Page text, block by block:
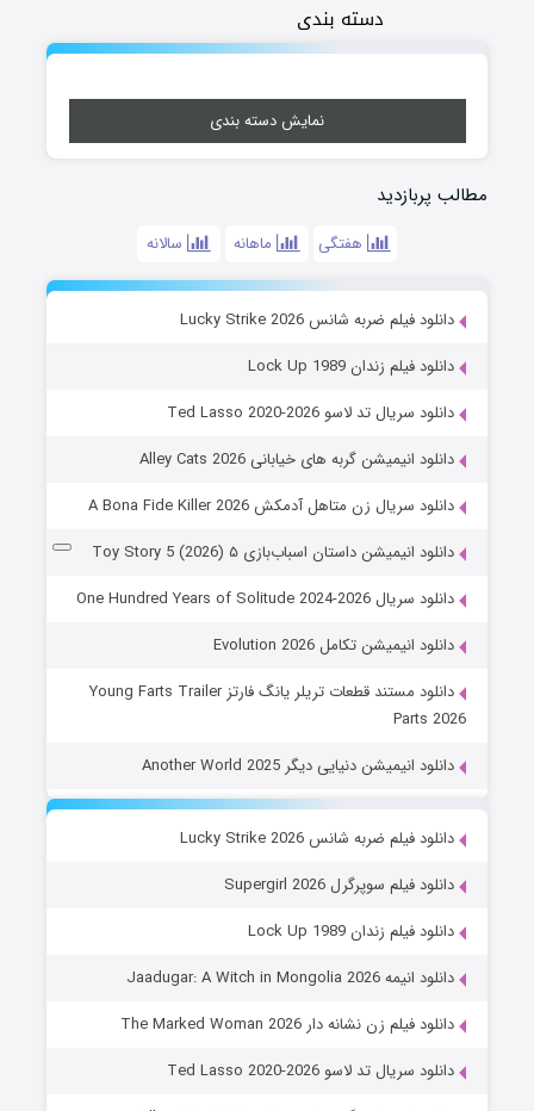
دسته بندی
نمایش دسته بندی
مطالب پربازدید
هفتگی ماهانه سالانه
دانلود فیلم ضربه شانس Lucky Strike 2026
دانلود فیلم زندان Lock Up 1989
دانلود سریال تد لاسو Ted Lasso 2020-2026
دانلود انیمیشن گربه های خیابانی Alley Cats 2026
دانلود سریال زن متاهل آدمکش A Bona Fide Killer 2026
دانلود انیمیشن داستان اسباب‌بازی ۵ Toy Story 5 (2026)
دانلود سریال One Hundred Years of Solitude 2024-2026
دانلود انیمیشن تکامل Evolution 2026
دانلود مستند قطعات تریلر یانگ فارتز Young Farts Trailer
Parts 2026
دانلود انیمیشن دنیایی دیگر Another World 2025
دانلود فیلم ضربه شانس Lucky Strike 2026
دانلود فیلم سوپرگرل Supergirl 2026
دانلود فیلم زندان Lock Up 1989
دانلود انیمه Jaadugar: A Witch in Mongolia 2026
دانلود فیلم زن نشانه دار The Marked Woman 2026
دانلود سریال تد لاسو Ted Lasso 2020-2026